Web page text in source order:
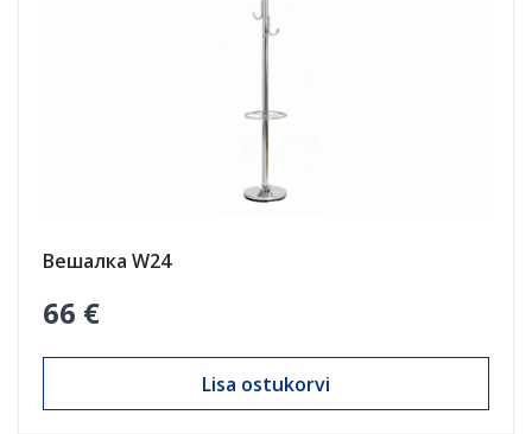
Вешалка W24
66 €
Lisa ostukorvi